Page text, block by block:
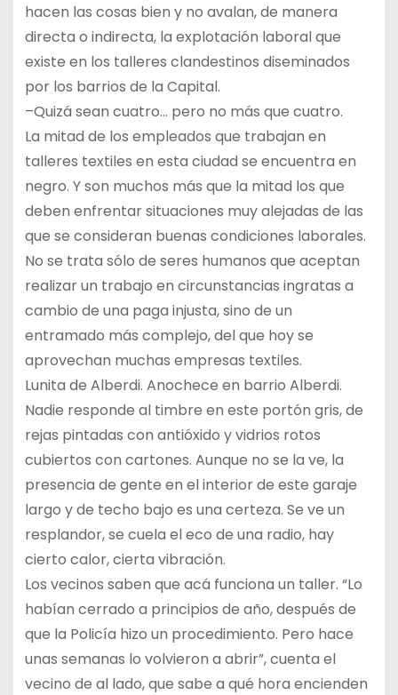
hacen las cosas bien y no avalan, de manera
directa o indirecta, la explotación laboral que
existe en los talleres clandestinos diseminados
por los barrios de la Capital.
–Quizá sean cuatro… pero no más que cuatro.
La mitad de los empleados que trabajan en
talleres textiles en esta ciudad se encuentra en
negro. Y son muchos más que la mitad los que
deben enfrentar situaciones muy alejadas de las
que se consideran buenas condiciones laborales.
No se trata sólo de seres humanos que aceptan
realizar un trabajo en circunstancias ingratas a
cambio de una paga injusta, sino de un
entramado más complejo, del que hoy se
aprovechan muchas empresas textiles.
Lunita de Alberdi. Anochece en barrio Alberdi.
Nadie responde al timbre en este portón gris, de
rejas pintadas con antióxido y vidrios rotos
cubiertos con cartones. Aunque no se la ve, la
presencia de gente en el interior de este garaje
largo y de techo bajo es una certeza. Se ve un
resplandor, se cuela el eco de una radio, hay
cierto calor, cierta vibración.
Los vecinos saben que acá funciona un taller. “Lo
habían cerrado a principios de año, después de
que la Policía hizo un procedimiento. Pero hace
unas semanas lo volvieron a abrir”, cuenta el
vecino de al lado, que sabe a qué hora encienden